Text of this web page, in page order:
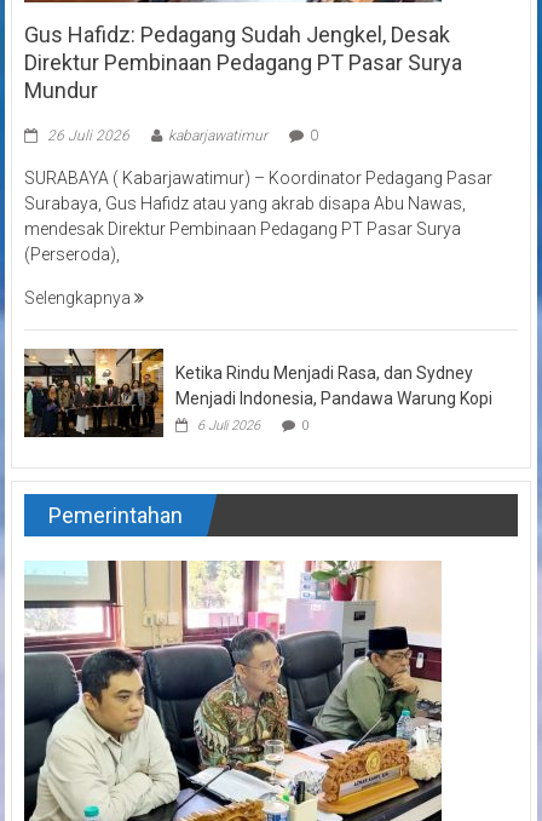
Gus Hafidz: Pedagang Sudah Jengkel, Desak
Direktur Pembinaan Pedagang PT Pasar Surya
Mundur
26 Juli 2026 kabarjawatimur 0
SURABAYA ( Kabarjawatimur) – Koordinator Pedagang Pasar
Surabaya, Gus Hafidz atau yang akrab disapa Abu Nawas,
mendesak Direktur Pembinaan Pedagang PT Pasar Surya
(Perseroda),
Selengkapnya
Ketika Rindu Menjadi Rasa, dan Sydney
Menjadi Indonesia, Pandawa Warung Kopi
6 Juli 2026 0
Pemerintahan